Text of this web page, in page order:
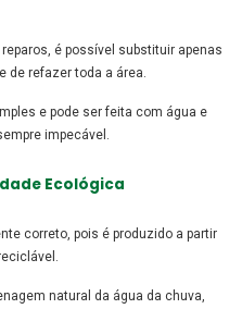
é possível substituir apenas
refazer toda a área.
e pode ser feita com água e
impecável.
Ecológica
correto, pois é produzido a partir
natural da água da chuva,